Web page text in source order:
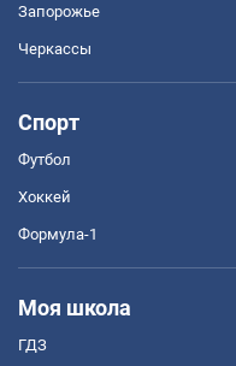
Запорожье
Черкассы
Спорт
Футбол
Хоккей
Формула-1
Моя школа
ГДЗ